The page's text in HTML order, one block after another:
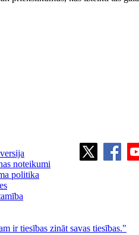
noteikumi
politika
ir tiesības zināt savas tiesības."